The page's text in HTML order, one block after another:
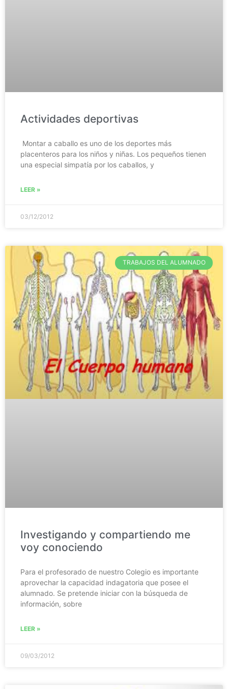
Actividades deportivas
Montar a caballo es uno de los deportes más
placenteros para los niños y niñas. Los pequeños tienen
una especial simpatía por los caballos, y
LEER »
03/12/2012
TRABAJOS DEL ALUMNADO
Investigando y compartiendo me
voy conociendo
Para el profesorado de nuestro Colegio es importante
aprovechar la capacidad indagatoria que posee el
alumnado. Se pretende iniciar con la búsqueda de
información, sobre
LEER »
09/03/2012